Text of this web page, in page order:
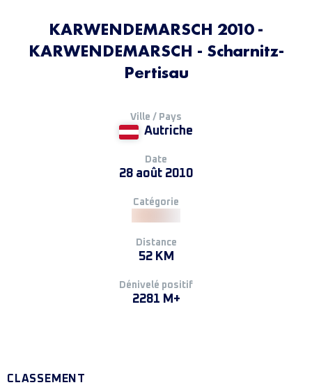
KARWENDEMARSCH 2010 -
KARWENDEMARSCH - Scharnitz-
Pertisau
Ville / Pays
Autriche
Date
28 août 2010
Catégorie
Distance
52 KM
Dénivelé positif
2281 M+
CLASSEMENT